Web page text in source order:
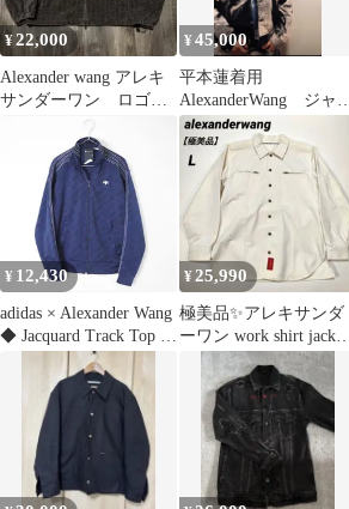
¥22,000
Alexander wang アレキ
サンダーワン ロゴジ
¥45,000
平本蓮着用
AlexanderWang ジャケ
ット
¥ 12,430
adidas × Alexander Wang
◆ Jacquard Track Top ジ
ャガード トラックジャ
ケット 紺 J/3XS ジャー
ジ アディダス アレキサ
ンダーワン /ES20
¥25,990
極美品✨アレキサンダ
ーワン work shirt jacket
オーバーサイズ